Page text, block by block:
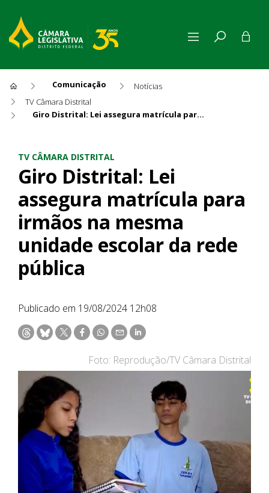
Comunicação
Notícias
TV Câmara Distrital
Giro Distrital: Lei assegura matrícula para irmãos na mesma unidade escolar da rede pública
TV CÂMARA DISTRITAL
Giro Distrital: Lei
assegura matrícula para
irmãos na mesma
unidade escolar da rede
pública
Publicado em 19/08/2024 12h08
Foto: Reprodução/TV Câmara Distrital